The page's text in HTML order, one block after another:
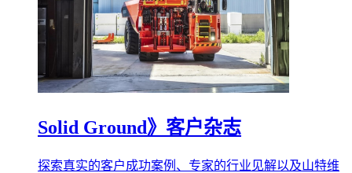
Solid Ground》客户杂志
探索真实的客户成功案例、专家的行业见解以及山特维